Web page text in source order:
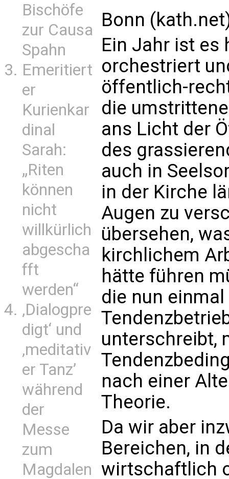
Bischöfe
zur Causa
Spahn
Emeritiert
er
Kurienkar
dinal
Sarah:
„Riten
können
nicht
willkürlich
abgescha
fft
werden“
‚Dialogpre
digt‘ und
‚meditativ
er Tanz’
während
der
Messe
zum
Magdalen
Bonn
Ein Jahr ist es
orchestriert
öffentlich-
die
ans Licht der
des
auch in
in der Kirche
Augen zu
übersehen,
kirchlichem
hätte führen
die nun
unterschreibt,
nach einer
Theorie.
Da wir aber
Bereichen, in
wirtschaftlich